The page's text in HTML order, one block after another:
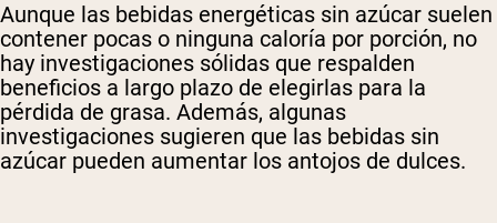
Aunque las bebidas energéticas sin azúcar suelen
contener pocas o ninguna caloría por porción, no
hay investigaciones sólidas que respalden
beneficios a largo plazo de elegirlas para la
pérdida de grasa. Además, algunas
investigaciones sugieren que las bebidas sin
azúcar pueden aumentar los antojos de dulces.